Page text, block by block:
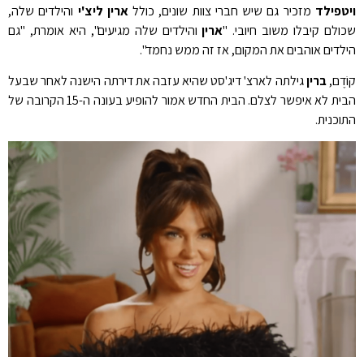
ויטפילד מזכיר גם שיש חברי צוות שונים, כוללארין ליצ'י והילדים שלה,
שכולם קיבלו משוב חיובי. "אריןוהילדים שלה מגיעים", היא אומרת, "גם
הילדים אוהבים את המקום, אז זה ממש נחמד".
קוֹדֶם,בריןגילתה לארצ' דיג'סט שהיא עזבה את דירתה הישנה לאחר שבעל
הבית לא איפשר לצלם. הבית החדש אמור להופיע בעונה ה-15 הקרובה של
התוכנית.